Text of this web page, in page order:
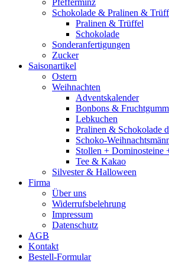
Pfefferminz
Schokolade & Pralinen &
Pralinen & Trüffel
Schokolade
Sonderanfertigungen
Zucker
Saisonartikel
Ostern
Weihnachten
Adventskalender
Bonbons &
Lebkuchen
Pralinen & Schokolade
Schoko-
Stollen + Dominosteine
Tee & Kakao
Silvester & Halloween
Firma
Über uns
Widerrufsbelehrung
Impressum
Datenschutz
AGB
Kontakt
Bestell-Formular